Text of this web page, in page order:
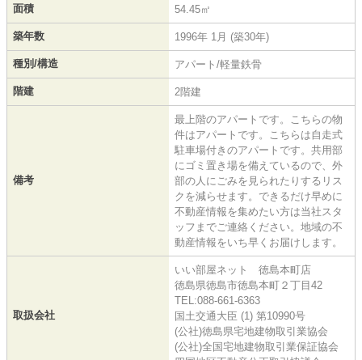
面積 54.45㎡
築年数 1996年 1月 (築30年)
種別/構造 アパート/軽量鉄骨
階建 2階建
備考
最上階のアパートです。こちらの物
件はアパートです。こちらは自走式
駐車場付きのアパートです。共用部
にゴミ置き場を備えているので、外
部の人にごみを見られたりするリス
クを減らせます。できるだけ早めに
不動産情報を集めたい方は当社スタ
ッフまでご連絡ください。地域の不
動産情報をいち早くお届けします。
取扱会社
いい部屋ネット 徳島本町店
徳島県徳島市徳島本町２丁目42
TEL:088-661-6363
国土交通大臣 (1) 第10990号
(公社)徳島県宅地建物取引業協会
(公社)全国宅地建物取引業保証協会